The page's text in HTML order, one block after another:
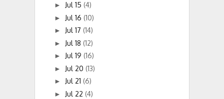
► Jul 15 (4)
► Jul 16 (10)
► Jul 17 (14)
► Jul 18 (12)
► Jul 19 (16)
► Jul 20 (13)
► Jul 21 (6)
► Jul 22 (4)